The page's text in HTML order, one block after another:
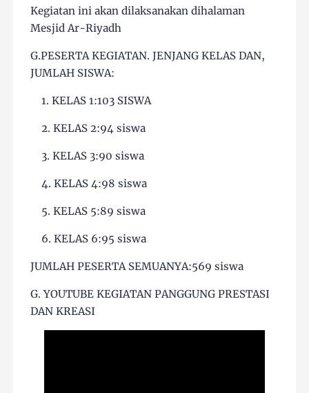
Kegiatan ini akan dilaksanakan dihalaman
Mesjid Ar-Riyadh
G.PESERTA KEGIATAN. JENJANG KELAS DAN,
JUMLAH SISWA:
1. KELAS 1:103 SISWA
2. KELAS 2:94 siswa
3. KELAS 3:90 siswa
4. KELAS 4:98 siswa
5. KELAS 5:89 siswa
6. KELAS 6:95 siswa
JUMLAH PESERTA SEMUANYA:569 siswa
G. YOUTUBE KEGIATAN PANGGUNG PRESTASI
DAN KREASI